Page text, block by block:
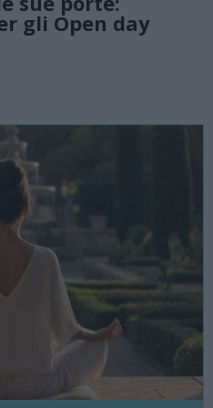
gli Open day